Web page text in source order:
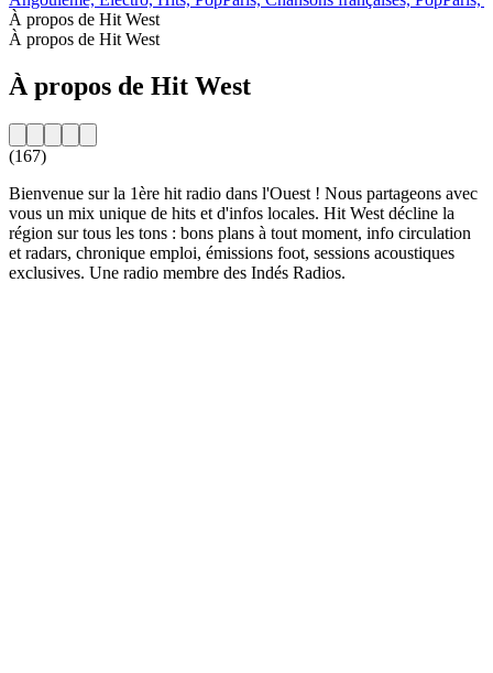
À propos de Hit West
À propos de Hit West
À propos de Hit West
(167)
Bienvenue sur la 1ère hit radio dans l'Ouest ! Nous partageons avec
vous un mix unique de hits et d'infos locales. Hit West décline la
région sur tous les tons : bons plans à tout moment, info circulation
et radars, chronique emploi, émissions foot, sessions acoustiques
exclusives. Une radio membre des Indés Radios.